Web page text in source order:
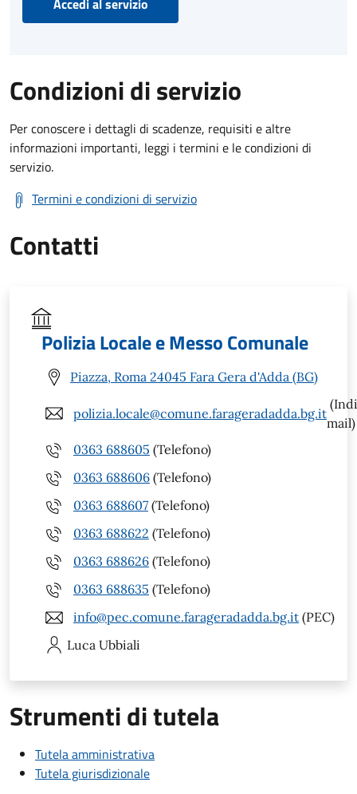
Condizioni di servizio
Per conoscere i dettagli di scadenze, requisiti e altre
informazioni importanti, leggi i termini e le condizioni di
servizio.
Termini e condizioni di servizio
Contatti
Polizia Locale e Messo Comunale
Piazza, Roma 24045 Fara Gera d'Adda (BG)
polizia.locale@comune.farageradadda.bg.it
mail)
0363 688605 (Telefono)
0363 688606 (Telefono)
0363 688607 (Telefono)
0363 688622 (Telefono)
0363 688626 (Telefono)
0363 688635 (Telefono)
info@pec.comune.farageradadda.bg.it (PEC)
Luca Ubbiali
Strumenti di tutela
Tutela amministrativa
Tutela giurisdizionale